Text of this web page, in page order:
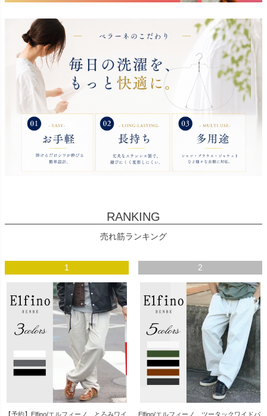
RANKING
売れ筋ランキング
1
【予約】Elfino/エルフィーノ とろみワイ
2
Elfino/エルフィーノ ツータックワイドパ